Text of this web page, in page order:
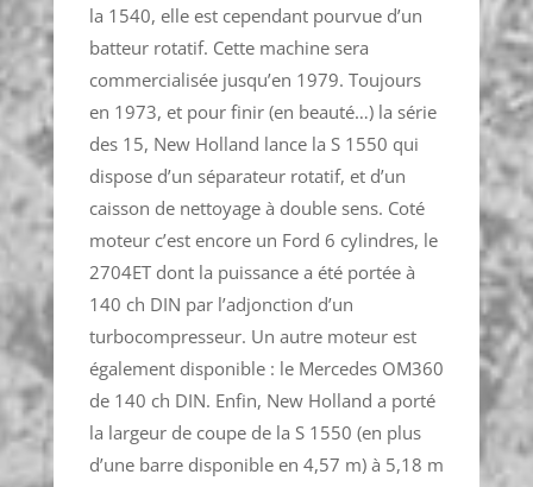
la 1540, elle est cependant pourvue d’un
batteur rotatif. Cette machine sera
commercialisée jusqu’en 1979. Toujours
en 1973, et pour finir (en beauté…) la série
des 15, New Holland lance la S 1550 qui
dispose d’un séparateur rotatif, et d’un
caisson de nettoyage à double sens. Coté
moteur c’est encore un Ford 6 cylindres, le
2704ET dont la puissance a été portée à
140 ch DIN par l’adjonction d’un
turbocompresseur. Un autre moteur est
également disponible : le Mercedes OM360
de 140 ch DIN. Enfin, New Holland a porté
la largeur de coupe de la S 1550 (en plus
d’une barre disponible en 4,57 m) à 5,18 m